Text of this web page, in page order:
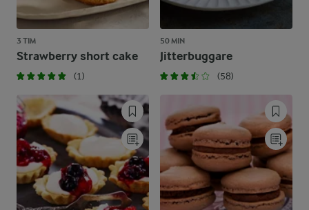
3 TIM
Strawberry short cake
(1)
50 MIN
Jitterbuggare
(58)